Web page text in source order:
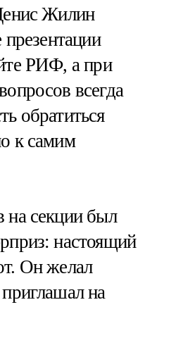
Жилин
презентации
РИФ, а при
всегда
обратиться
к самим
на секции был
настоящий
Он желал
на